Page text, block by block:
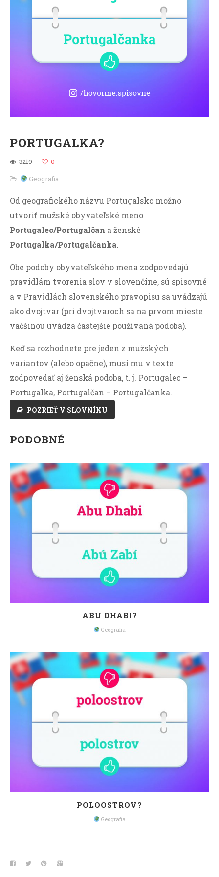
PORTUGALKA?
3219
0
Geografia
Od geografického názvu Portugalsko možno
utvoriť mužské obyvateľské meno
Portugalec/Portugalčan a ženské
Portugalka/Portugalčanka.
Obe podoby obyvateľského mena zodpovedajú
pravidlám tvorenia slov v slovenčine, sú spisovné
a v Pravidlách slovenského pravopisu sa uvádzajú
ako dvojtvar (pri dvojtvaroch sa na prvom mieste
väčšinou uvádza častejšie používaná podoba).
Keď sa rozhodnete pre jeden z mužských
variantov (alebo opačne), musí mu v texte
zodpovedať aj ženská podoba, t. j. Portugalec –
Portugalka, Portugalčan – Portugalčanka.
POZRIEŤ V SLOVNÍKU
PODOBNÉ
ABU DHABI?
Geografia
POLOOSTROV?
Geografia